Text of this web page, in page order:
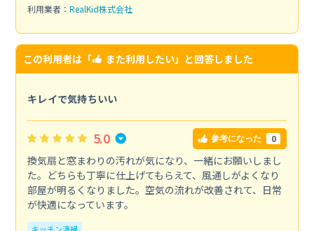
利用業者： RealKid株式会社
この利用者は「 また利用したい」と回答しました
キレイで気持ちいい
5.0 参考になった 0
換気扇と窓まわりの汚れが気になり、一緒にお願いしまし
た。どちらも丁寧に仕上げてもらえて、風通しがよくなり
部屋が明るくなりました。空気の流れが改善されて、日常
が快適になっています。